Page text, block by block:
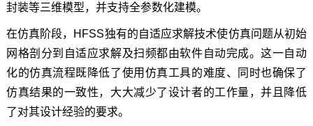
封装等三维模型，并支持全参数化建模。
在仿真阶段，HFSS独有的自适应求解技术使仿真问题从初始
网格剖分到自适应求解及扫频都由软件自动完成。这一自动
化的仿真流程既降低了使用仿真工具的难度、同时也确保了
仿真结果的一致性，大大减少了设计者的工作量，并且降低
了对其设计经验的要求。